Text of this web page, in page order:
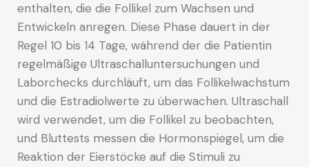
enthalten, die die Follikel zum Wachsen und
Entwickeln anregen. Diese Phase dauert in der
Regel 10 bis 14 Tage, während der die Patientin
regelmäßige Ultraschalluntersuchungen und
Laborchecks durchläuft, um das Follikelwachstum
und die Estradiolwerte zu überwachen. Ultraschall
wird verwendet, um die Follikel zu beobachten,
und Bluttests messen die Hormonspiegel, um die
Reaktion der Eierstöcke auf die Stimuli zu